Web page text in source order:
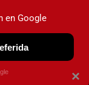
NUEVO
×
en Google